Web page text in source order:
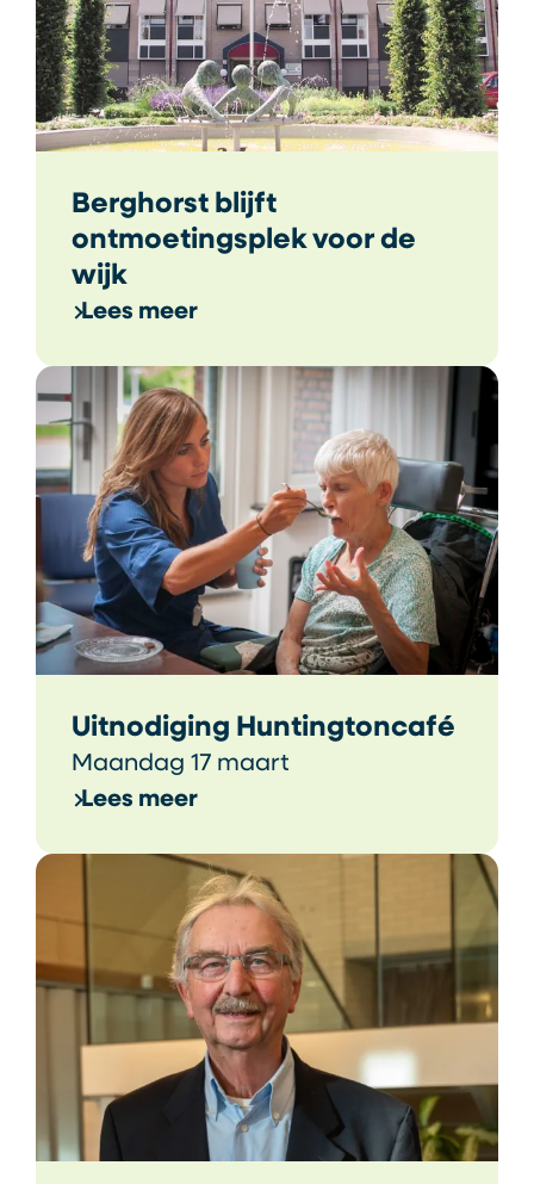
Berghorst blijft
ontmoetingsplek voor de
wijk
Lees meer
Uitnodiging Huntingtoncafé
Maandag 17 maart
Lees meer